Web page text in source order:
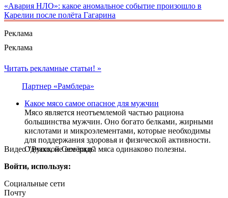
«Авария НЛО»: какое аномальное событие произошло в
Карелии после полёта Гагарина
Реклама
Реклама
Видео "Русской Семёрки"
Читать рекламные статьи! »
Партнер «Рамблера»
Какое мясо самое опасное для мужчин
Мясо является неотъемлемой частью рациона
большинства мужчин. Оно богато белками, жирными
кислотами и микроэлементами, которые необходимы
для поддержания здоровья и физической активности.
Однако, не все виды мяса одинаково полезны.
Войти, используя:
Социальные сети
Почту